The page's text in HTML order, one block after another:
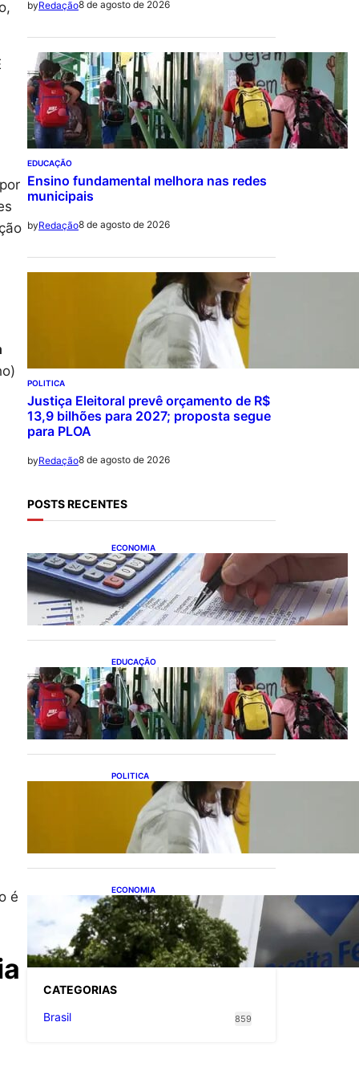
é
byRedação8 de agosto de 2026
EDUCAÇÃO
Ensino fundamental melhora nas redes
municipais
byRedação8 de agosto de 2026
POLITICA
Justiça Eleitoral prevê orçamento de R$
13,9 bilhões para 2027; proposta segue
para PLOA
byRedação8 de agosto de 2026
POSTS RECENTES
ECONOMIA
Busca dos brasileiros por
crédito cresce 16,5%; Mato
Grosso lidera ranking entre
estados
EDUCAÇÃO
Ensino fundamental
melhora nas redes
municipais
POLITICA
Justiça Eleitoral prevê
orçamento de R$ 13,9
bilhões para 2027; proposta
segue para PLOA
ECONOMIA
Receita Federal: novo
cronograma da reforma
tributária amplia prazo para
o Simples Nacional
CATEGORIAS
Brasil
859